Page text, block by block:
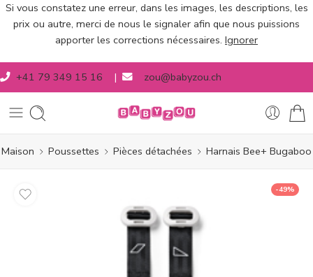
Si vous constatez une erreur, dans les images, les descriptions, les
prix ou autre, merci de nous le signaler afin que nous puissions
apporter les corrections nécessaires. Ignorer
+41 79 349 15 16 | zou@babyzou.ch
Maison Poussettes Pièces détachées Harnais Bee+ Bugaboo
-49%